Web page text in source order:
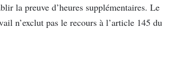
la preuve d’heures supplémentaires. Le
n’exclut pas le recours à l’article 145 du